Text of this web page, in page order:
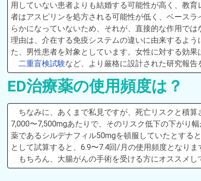
用していない患者よりも結婚する可能性が高く、教
者はアスピリンを処方される可能性が低く、ベース
らかになっていないため、それが、直接的な作用で
理由は、介在する免疫システムの違いに由来するよ
た、男性患者を対象としています。女性に対する効果
二重盲検試験など、より厳格に設計された研究報告
ED治療薬の使用頻度は？
ちなみに、あくまで私見ですが、死亡リスクと積算
7,000〜7,500mgあたりで、そのリスク低下の下がり
薬であるシルデナフィル50mgを頓服していたとする
として試算すると、6.9〜7.4回/月の使用頻度となりま
もちろん、大腸がんの手術を受ける方にオススメ